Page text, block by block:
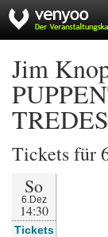
Jim
Tickets für
So
6.Dez
14:30
Tickets